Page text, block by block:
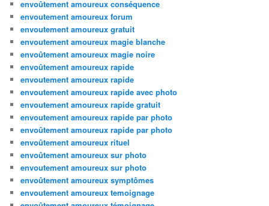
envoûtement amoureux conséquence
envoutement amoureux forum
envoutement amoureux gratuit
envoutement amoureux magie blanche
envoûtement amoureux magie noire
envoûtement amoureux rapide
envoutement amoureux rapide
envoutement amoureux rapide avec photo
envoutement amoureux rapide gratuit
envoutement amoureux rapide par photo
envoûtement amoureux rapide par photo
envoûtement amoureux rituel
envoûtement amoureux sur photo
envoutement amoureux sur photo
envoûtement amoureux symptômes
envoutement amoureux temoignage